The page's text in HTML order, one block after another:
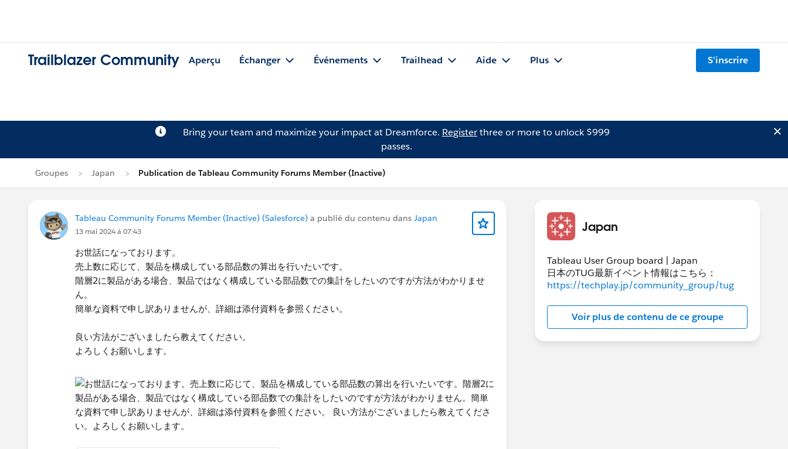
Trailblazer Community Aperçu Échanger Événements Trailhead Aide Plus S'inscrire
Bring your team and maximize your impact at Dreamforce. Registerthree or more to unlock $999
passes.
Groupes Japan Publication de Tableau Community Forums Member (Inactive)
Tableau Community Forums Member (Inactive) (Salesforce) a publié du contenu dans Japan
13 mai 2024 à 07:43
お世話になっております。
売上数に応じて、製品を構成している部品数の算出を行いたいです。
階層2に製品がある場合、製品ではなく構成している部品数での集計をしたいのですが方法がわかりませ
ん。
簡単な資料で申し訳ありませんが、詳細は添付資料を参照ください。
良い方法がございましたら教えてください。
よろしくお願いします。
Japan
Tableau User Group board | Japan
日本のTUG最新イベント情報はこちら：
https://techplay.jp/community_group/tug
Voir plus de contenu de ce groupe